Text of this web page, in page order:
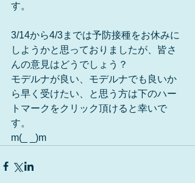
す。
3/14から4/3までは予防接種をお休みに
しようかと思っておりましたが、皆さ
んの意見はどうでしょう？
モデルナが良い、モデルナでも良いか
ら早く受けたい、と思う方は下のハー
トマークをクリック頂けると幸いで
す。
m(_ _)m